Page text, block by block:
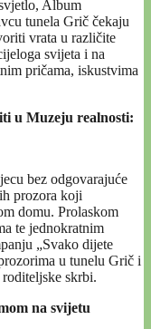
Album
tunela Grič čekaju
vrata u različite
svijeta i na
pričama, iskustvima
u Muzeju realnosti:
bez odgovarajuće
prozora koji
domu. Prolaskom
te jednokratnim
„Svako dijete
u tunelu Grič i
skrbi.
na svijetu